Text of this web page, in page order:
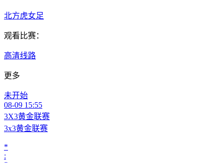
北方虎女足
观看比赛：
高清线路
更多
未开始
08-09 15:55
3X3黄金联赛
3x3黄金联赛
*
: